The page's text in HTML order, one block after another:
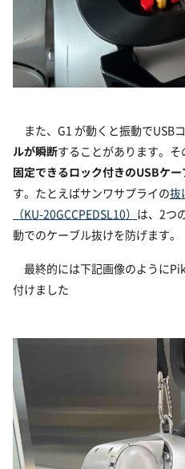
また、G1 が動くと振動でUSB
ルが瞬断することがあります。そ
固定できるロック付きのUSBケー
す。たとえばサンワサプライの抜
（KU-20GCCPEDSL10） は、2つ
動でのケーブル抜けを防げます。
最終的には下記画像のように
付けました